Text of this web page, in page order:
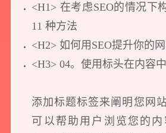
<H1> 在考虑SEO的情况下
11 种方法
<H2> 如何用SEO提升你的
<H3> 04。使用标头在内容
添加标题标签来阐明您网
可以帮助用户浏览您的